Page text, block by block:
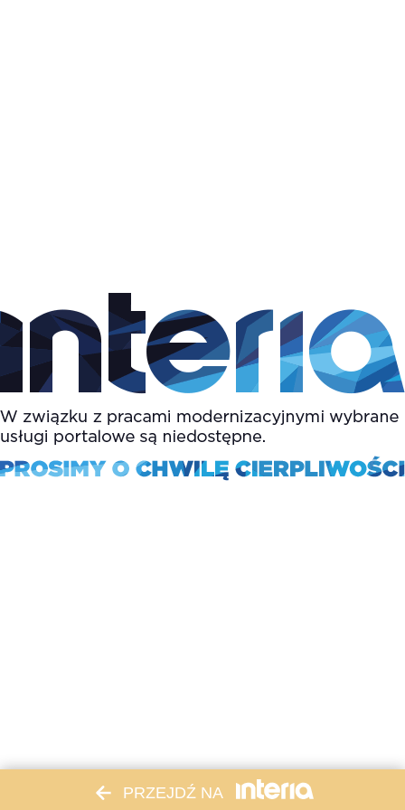
PRZEJDŹ NA